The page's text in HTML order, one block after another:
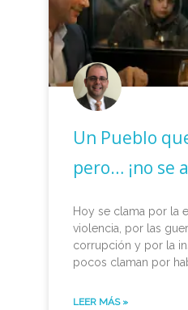
Un Pueblo
pero… ¡no se
Hoy se clama por la
violencia, por las
corrupción y por la
pocos claman por
LEER MÁS »